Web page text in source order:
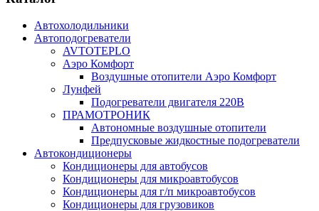
Автохолодильники
Автоподогреватели
AVTOTEPLO
Аэро Комфорт
Воздушные отопители Аэро Комфорт
Лунфей
Подогреватели двигателя 220В
ПРАМОТРОНИК
Автономные воздушные отопители
Предпусковые жидкостные подогреватели
Автокондиционеры
Кондиционеры для автобусов
Кондиционеры для микроавтобусов
Кондиционеры для г/п микроавтобусов
Кондиционеры для грузовиков